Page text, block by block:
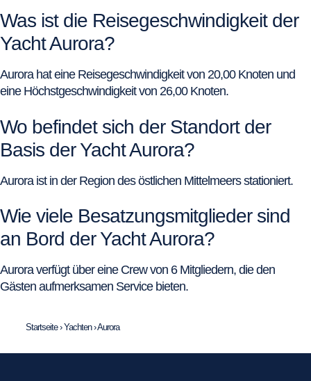
Was ist die Reisegeschwindigkeit der
Yacht Aurora?
Aurora hat eine Reisegeschwindigkeit von 20,00 Knoten und
eine Höchstgeschwindigkeit von 26,00 Knoten.
Wo befindet sich der Standort der
Basis der Yacht Aurora?
Aurora ist in der Region des östlichen Mittelmeers stationiert.
Wie viele Besatzungsmitglieder sind
an Bord der Yacht Aurora?
Aurora verfügt über eine Crew von 6 Mitgliedern, die den
Gästen aufmerksamen Service bieten.
Startseite›Yachten›Aurora